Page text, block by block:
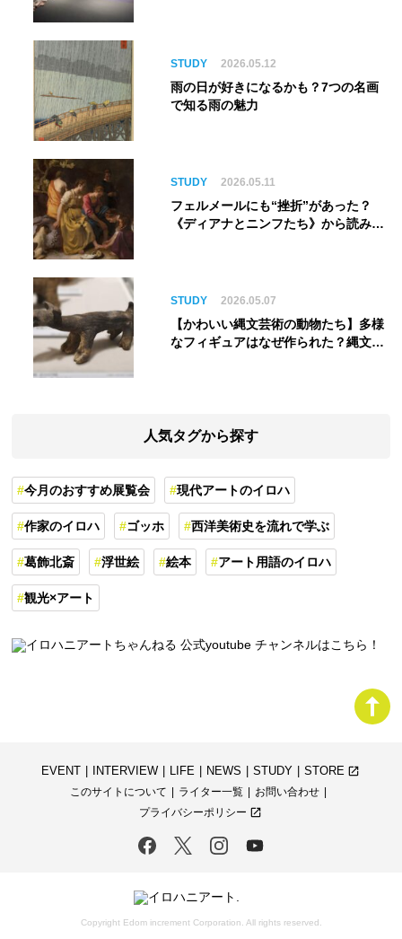
ム】
STUDY 2026.05.12
雨の日が好きになるかも？7つの名画
で知る雨の魅力
STUDY 2026.05.11
フェルメールにも“挫折”があった？
《ディアナとニンフたち》から読み解
STUDY 2026.05.07
【かわいい縄文芸術の動物たち】多様
なフィギュアはなぜ作られた？縄文人
人気タグから探す
今月のおすすめ展覧会 現代アートのイロハ
作家のイロハ ゴッホ 西洋美術史を流れで学ぶ
葛飾北斎 浮世絵 絵本 アート用語のイロハ
観光×アート
EVENT INTERVIEW LIFE NEWS STUDY STORE launch
このサイトについて
ライター一覧
お問い合わせ
プライバシーポリシー launch
Copyright Edom increment Corporation. All rights reserved.